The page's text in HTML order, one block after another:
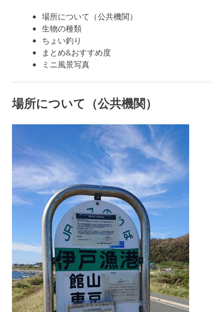
場所について（公共機関）
生物の種類
ちょい釣り
まとめ&おすすめ度
ミニ風景写真
場所について（公共機関）